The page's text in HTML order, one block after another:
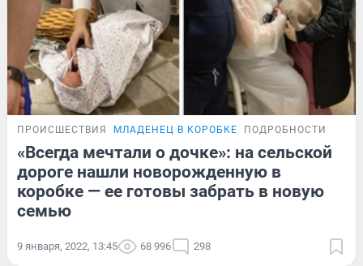
ПРОИСШЕСТВИЯ МЛАДЕНЕЦ В КОРОБКЕ ПОДРОБНОСТИ
«Всегда мечтали о дочке»: на сельской
дороге нашли новорожденную в
коробке — ее готовы забрать в новую
семью
9 января, 2022, 13:45 68 996 298